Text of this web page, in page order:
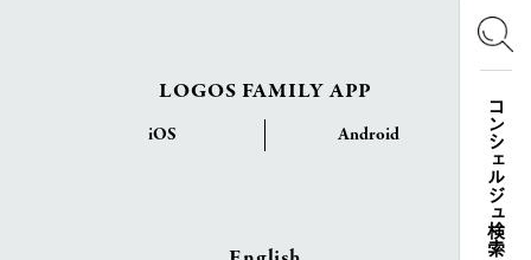
コンシェルジュ検索
LOGOS FAMILY APP
iOS Android